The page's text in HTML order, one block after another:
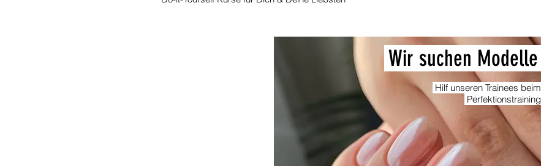
Wir suchen Modelle
Hilf unseren Trainees beim
Perfektionstraining